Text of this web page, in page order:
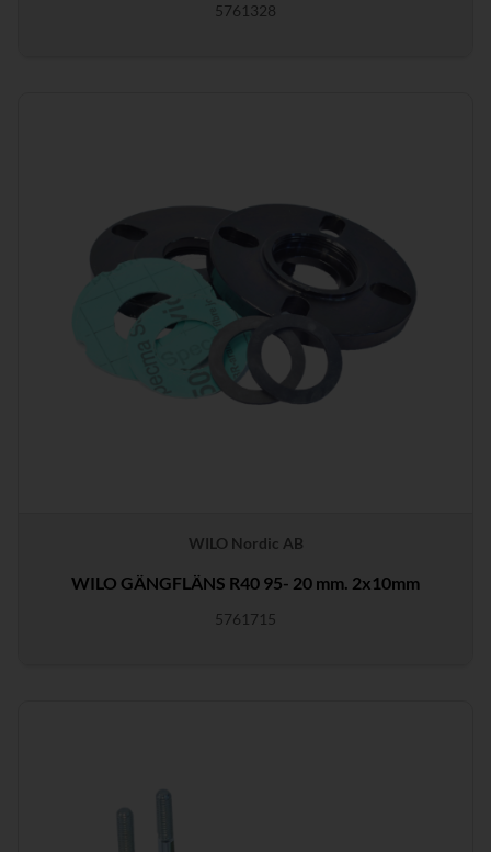
5761328
WILO Nordic AB
WILO GÄNGFLÄNS R40 95- 20 mm. 2x10mm
5761715